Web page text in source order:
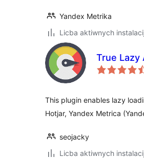
Yandex Metrika
Licba aktiwnych
True Lazy
This plugin enables lazy
Hotjar, Yandex Metrica
seojacky
Licba aktiwnych